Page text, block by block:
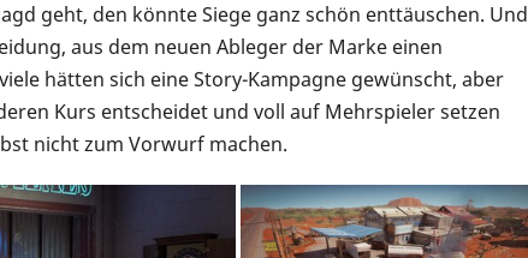
geht, den könnte Siege ganz schön enttäuschen. Und
aus dem neuen Ableger der Marke einen
hätten sich eine Story-Kampagne gewünscht, aber
Kurs entscheidet und voll auf Mehrspieler setzen
nicht zum Vorwurf machen.